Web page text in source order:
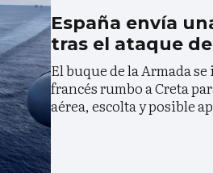
España envía
tras el ataque
El buque de la Armada
francés rumbo a Creta
aérea, escolta y posible